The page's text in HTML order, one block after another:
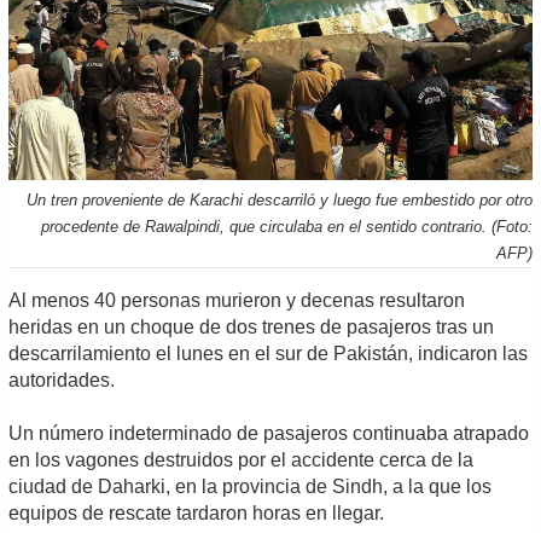
Un tren proveniente de Karachi descarriló y luego fue embestido por otro
procedente de Rawalpindi, que circulaba en el sentido contrario. (Foto:
AFP)
Al menos 40 personas murieron y decenas resultaron
heridas en un choque de dos trenes de pasajeros tras un
descarrilamiento el lunes en el sur de Pakistán, indicaron las
autoridades.
Un número indeterminado de pasajeros continuaba atrapado
en los vagones destruidos por el accidente cerca de la
ciudad de Daharki, en la provincia de Sindh, a la que los
equipos de rescate tardaron horas en llegar.